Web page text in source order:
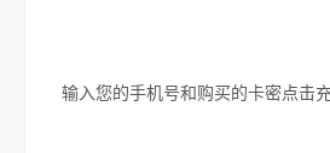
输入您的手机号和购买的卡密点击